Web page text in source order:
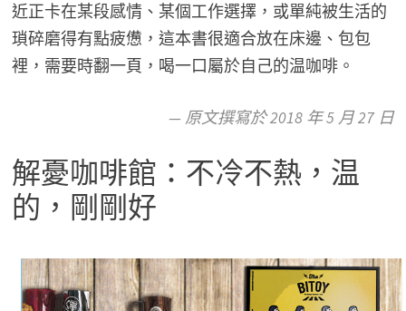
近正卡在某段感情、某個工作選擇，或單純被生活的
瑣碎磨得有點疲憊，這本書很適合放在床邊、包包
裡，需要時翻一頁，喝一口屬於自己的温咖啡。
— 原文撰寫於 2018 年 5 月 27 日
解憂咖啡館：不冷不熱，温
的，剛剛好